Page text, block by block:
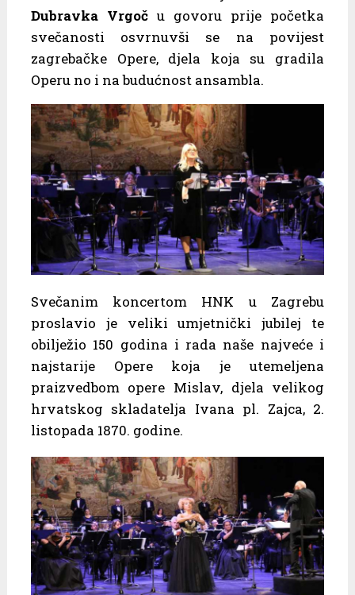
Dubravka Vrgoču govoru prije početka
svečanosti osvrnuvši se na povijest
zagrebačke Opere, djela koja su gradila
Operu no i na budućnost ansambla.
Svečanim koncertom HNK u Zagrebu
proslavio je veliki umjetnički jubilej te
obilježio 150 godina i rada naše najveće i
najstarije Opere koja je utemeljena
praizvedbom opere Mislav, djela velikog
hrvatskog skladatelja Ivana pl. Zajca, 2.
listopada 1870. godine.